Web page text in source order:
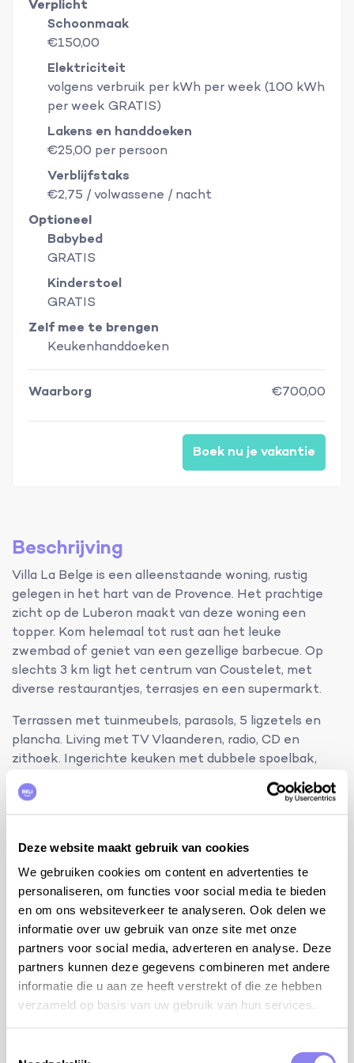
Deze website maakt gebruik van cookies
We gebruiken cookies om content en advertenties te
personaliseren, om functies voor social media te bieden
en om ons websiteverkeer te analyseren. Ook delen we
informatie over uw gebruik van onze site met onze
partners voor social media, adverteren en analyse. Deze
partners kunnen deze gegevens combineren met andere
informatie die u aan ze heeft verstrekt of die ze hebben
verzameld op basis van uw gebruik van hun services.
Verplicht
Schoonmaak
€150,00
Elektriciteit
volgens verbruik per kWh per week (100 kWh
per week GRATIS)
Lakens en handdoeken
€25,00 per persoon
Verblijfstaks
€2,75 / volwassene / nacht
Optioneel
Babybed
GRATIS
Kinderstoel
GRATIS
Zelf mee te brengen
Keukenhanddoeken
Waarborg €700,00
Boek nu je vakantie
Beschrijving
Villa La Belge is een alleenstaande woning, rustig
gelegen in het hart van de Provence. Het prachtige
zicht op de Luberon maakt van deze woning een
topper. Kom helemaal tot rust aan het leuke
zwembad of geniet van een gezellige barbecue. Op
slechts 3 km ligt het centrum van Coustelet, met
diverse restaurantjes, terrasjes en een supermarkt.
Terrassen met tuinmeubels, parasols, 5 ligzetels en
plancha. Living met TV Vlaanderen, radio, CD en
zithoek. Ingerichte keuken met dubbele spoelbak,
grote frigo-diepvries, gasfornuis, oven, dampkap,
microgolfoven, vaatwasmachine, koffiezet, Senseo en
mixer. Berging met wasmachine, stofzuiger, strijkijzer
bijkomende info:
internet WiFi
houten babybed (lakentjes zelf te voorzien) en
houten kinderstoel op aanvraag
tafelvoetbal en petanqueballen
Buiten de maanden juli en augustus kun je deze
woning aan een verminderde capaciteit huren. De
woning blijft volledig privé voor jullie gezelschap,